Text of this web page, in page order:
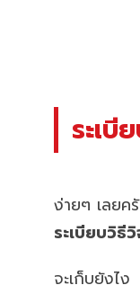
ระเ
ง่ายๆ เลยค
ระเบียบวิธี
จะเก็บยังไง